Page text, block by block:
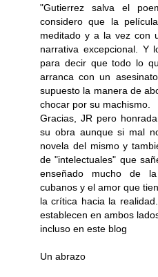
"Gutierrez salva el
considero que la
meditado y a la vez con
narrativa excepcional. Y
para decir que todo lo
arranca con un
supuesto la manera de
chocar por su machismo.
Gracias, JR pero
su obra aunque si mal
novela del mismo y
de "intelectuales" que
enseñado mucho de
cubanos y el amor que
la crítica hacia la
establecen en ambos
incluso en este blog
Un abrazo